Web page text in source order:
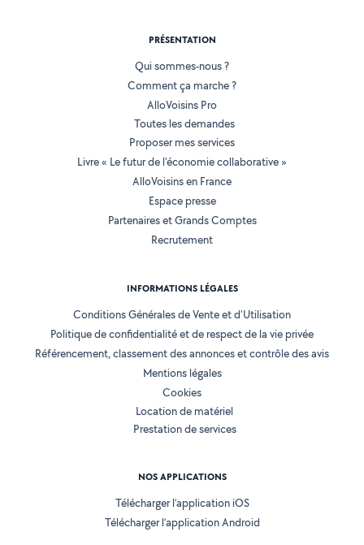
PRÉSENTATION
Qui sommes-nous ?
Comment ça marche ?
AlloVoisins Pro
Toutes les demandes
Proposer mes services
Livre « Le futur de l'économie collaborative »
AlloVoisins en France
Espace presse
Partenaires et Grands Comptes
Recrutement
INFORMATIONS LÉGALES
Conditions Générales de Vente et d'Utilisation
Politique de confidentialité et de respect de la vie privée
Référencement, classement des annonces et contrôle des avis
Mentions légales
Cookies
Location de matériel
Prestation de services
NOS APPLICATIONS
Télécharger l’application iOS
Télécharger l’application Android